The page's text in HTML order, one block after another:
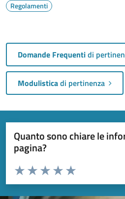
Regolamenti
Domande Frequentidi
Modulisticadi pertinenza
Quanto sono chiare le
pagina?
Valuta da 1 a 5 stelle la pagina
Valuta 5 stelle su
Valuta 4 stelle su 5
Valuta 3 stelle su 5
Valuta 2 stelle su 5
Valuta 1 stelle su 5